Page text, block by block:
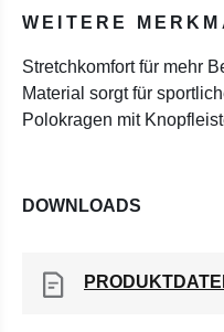
WEITERE
Stretchkomfort für mehr
Material sorgt für
Polokragen mit
DOWNLOADS